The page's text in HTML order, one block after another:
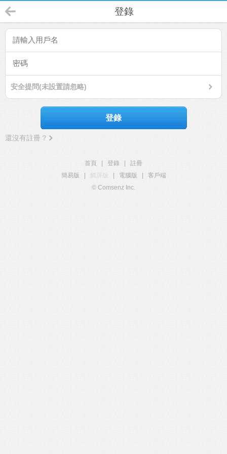
登錄
安全提問(未設置請忽略)
登錄
還沒有註冊？
首頁 登錄
註冊
簡易版
觸屏版 電腦版
客戶端
© Comsenz Inc.